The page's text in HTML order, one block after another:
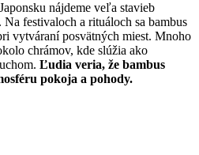
nájdeme veľa stavieb
festivaloch a rituáloch sa bambus
vytváraní posvätných miest. Mnoho
chrámov, kde slúžia ako
Ľudia veria, že bambus
pokoja a pohody.